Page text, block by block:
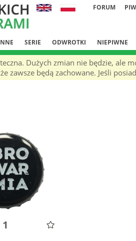
FORUM
SERIE ODWROTKI NIEPIWNE
Dużych zmian nie będzie, ale
zawsze będą zachowane. Jeśli
1